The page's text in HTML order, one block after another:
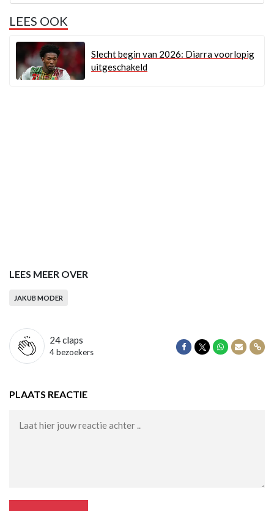
LEES OOK
Slecht begin van 2026: Diarra voorlopig
uitgeschakeld
LEES MEER OVER
JAKUB MODER
24claps
4 bezoekers
Delen op Facebook
Delen op Twitter
Delen op
Delen
PLAATS REACTIE